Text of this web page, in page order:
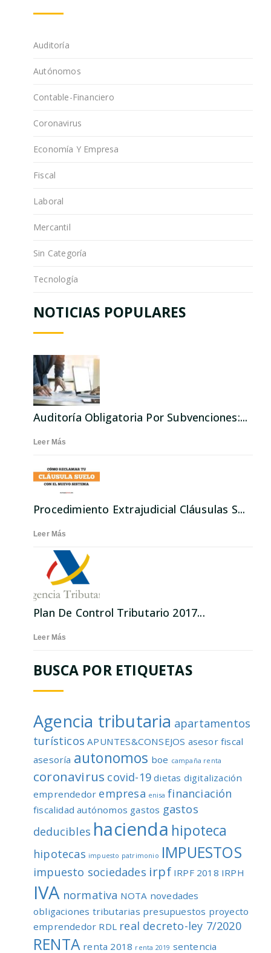
Auditoría
Autónomos
Contable-Financiero
Coronavirus
Economía Y Empresa
Fiscal
Laboral
Mercantil
Sin Categoría
Tecnología
NOTICIAS POPULARES
Auditoría Obligatoria Por Subvenciones:...
Leer Más
Procedimiento Extrajudicial Cláusulas S...
Leer Más
Plan De Control Tributario 2017...
Leer Más
BUSCA POR ETIQUETAS
Agencia tributaria apartamentos
turísticos APUNTES&CONSEJOS asesor fiscal
asesoría autonomos boe campaña renta
coronavirus covid-19 dietas digitalización
emprendedor empresa enisa financiación
fiscalidad autónomos gastos gastos
deducibles hacienda hipoteca
hipotecas impuesto patrimonio IMPUESTOS
impuesto sociedades irpf IRPF 2018 IRPH
IVA normativa NOTA novedades
obligaciones tributarias presupuestos proyecto
emprendedor RDL real decreto-ley 7/2020
RENTA renta 2018 renta 2019 sentencia